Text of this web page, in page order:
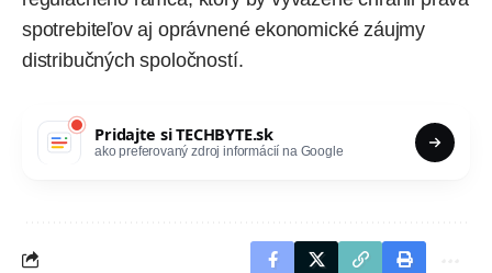
spotrebiteľov aj oprávnené ekonomické záujmy
distribučných spoločností.
Pridajte siTECHBYTE.sk
ako preferovaný zdroj informácií na Google